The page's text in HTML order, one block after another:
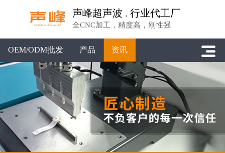
声峰超声波 . 行业代工厂
全CNC加工，精度高，刚性强
OEM/ODM批发 产品 资讯